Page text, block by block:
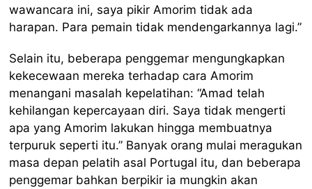
wawancara ini, saya pikir Amorim tidak ada
harapan. Para pemain tidak mendengarkannya lagi.”
Selain itu, beberapa penggemar mengungkapkan
kekecewaan mereka terhadap cara Amorim
menangani masalah kepelatihan: “Amad telah
kehilangan kepercayaan diri. Saya tidak mengerti
apa yang Amorim lakukan hingga membuatnya
terpuruk seperti itu.” Banyak orang mulai meragukan
masa depan pelatih asal Portugal itu, dan beberapa
penggemar bahkan berpikir ia mungkin akan